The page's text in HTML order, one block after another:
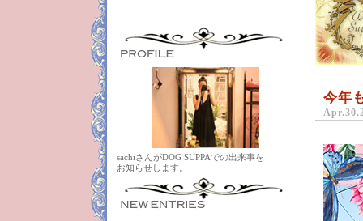
今年
sachiさんがDOG SUPPAでの出来事を
お知らせします。